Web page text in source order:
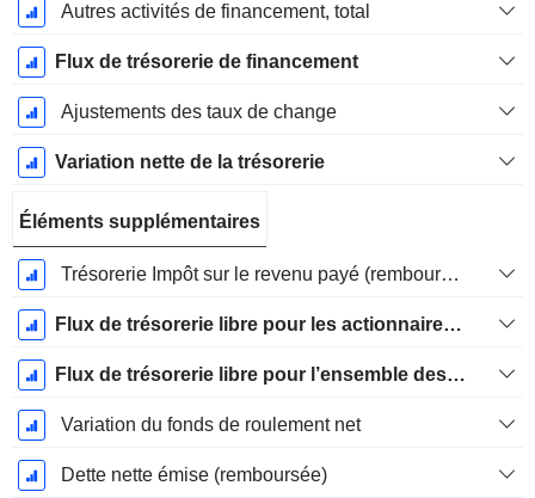
Autres activités de financement, total
Flux de trésorerie de financement
Ajustements des taux de change
Variation nette de la trésorerie
Éléments supplémentaires
Trésorerie Impôt sur le revenu payé (remboursement)Impôt effectivement payé (remboursé) sur l’exercice
Flux de trésorerie libre pour les actionnaires FCFE
Flux de trésorerie libre pour l’ensemble des pourvoyeurs de fonds (créanciers et actionnaires) FCFF
Variation du fonds de roulement net
Dette nette émise (remboursée)